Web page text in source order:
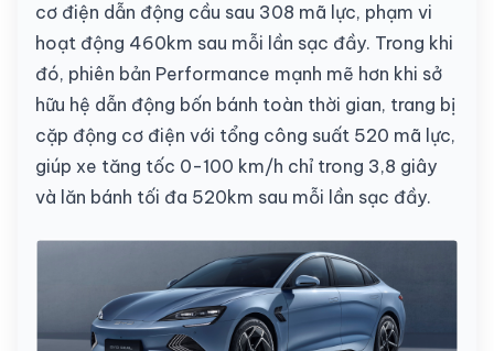
cơ điện dẫn động cầu sau 308 mã lực, phạm vi
hoạt động 460km sau mỗi lần sạc đầy. Trong khi
đó, phiên bản Performance mạnh mẽ hơn khi sở
hữu hệ dẫn động bốn bánh toàn thời gian, trang bị
cặp động cơ điện với tổng công suất 520 mã lực,
giúp xe tăng tốc 0-100 km/h chỉ trong 3,8 giây
và lăn bánh tối đa 520km sau mỗi lần sạc đầy.